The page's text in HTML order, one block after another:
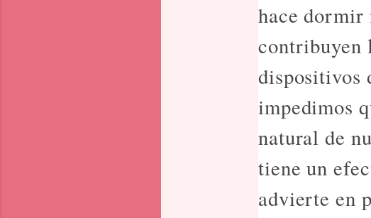
hace dormir
contribuyen
dispositivos
impedimos
natural de
tiene un
advierte en